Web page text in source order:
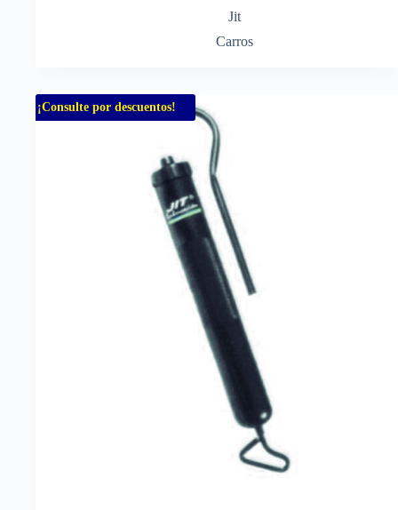
Jit
Carros
¡Consulte por descuentos!